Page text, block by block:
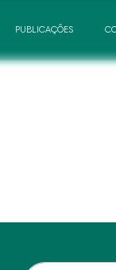
PUBLICAÇÕES